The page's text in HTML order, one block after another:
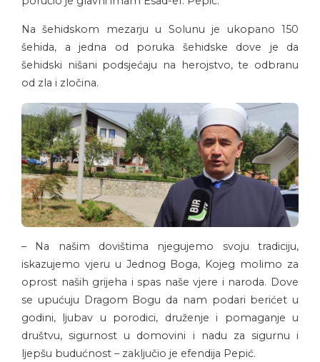
Na šehidskom mezarju u Solunu je ukopano 150
šehida, a jedna od poruka šehidske dove je da
šehidski nišani podsjećaju na herojstvo, te odbranu
od zla i zločina.
– Na našim dovištima njegujemo svoju tradiciju,
iskazujemo vjeru u Jednog Boga, Kojeg molimo za
oprost naših grijeha i spas naše vjere i naroda. Dove
se upućuju Dragom Bogu da nam podari berićet u
godini, ljubav u porodici, druženje i pomaganje u
društvu, sigurnost u domovini i nadu za sigurnu i
ljepšu budućnost – zaključio je efendija Pepić.